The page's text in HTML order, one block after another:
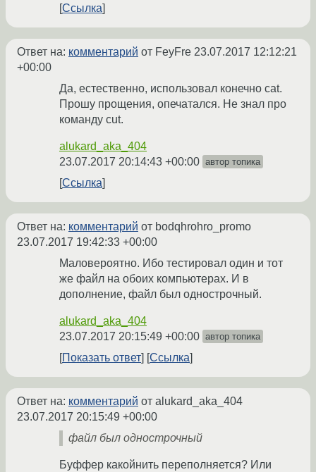
Ссылка
Ответ на: комментарий от FeyFre 23.07.2017 12:12:21
+00:00
Да, естественно, использовал конечно cat.
Прошу прощения, опечатался. Не знал про
команду cut.
alukard_aka_404
23.07.2017 20:14:43 +00:00 автор топика
Ссылка
Ответ на: комментарий от bodqhrohro_promo
23.07.2017 19:42:33 +00:00
Маловероятно. Ибо тестировал один и тот
же файл на обоих компьютерах. И в
дополнение, файл был однострочный.
alukard_aka_404
23.07.2017 20:15:49 +00:00 автор топика
Показать ответ Ссылка
Ответ на: комментарий от alukard_aka_404
23.07.2017 20:15:49 +00:00
файл был однострочный
Буффер какойнить переполняется? Или